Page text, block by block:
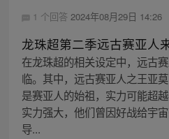
1 个回答 2024年08月29日 14:26
龙珠超第二季远古赛亚人
在龙珠超的相关设定中，远古
临。其中，远古赛亚人之王亚
是赛亚人的始祖，实力可能超
实力强大，他们曾因好战给宇
导...